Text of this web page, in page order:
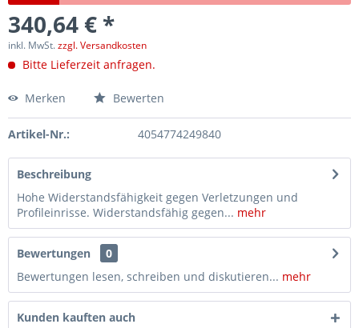
340,64 € *
inkl. MwSt.zzgl. Versandkosten
Bitte Lieferzeit anfragen.
Merken Bewerten
Artikel-Nr.: 4054774249840
Beschreibung
Hohe Widerstandsfähigkeit gegen Verletzungen und
Profileinrisse. Widerstandsfähig gegen... mehr
Bewertungen
0
Bewertungen lesen, schreiben und diskutieren... mehr
Kunden kauften auch